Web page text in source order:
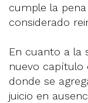
cumple la
considerado
En cuanto a la
nuevo capítulo
donde se
juicio en